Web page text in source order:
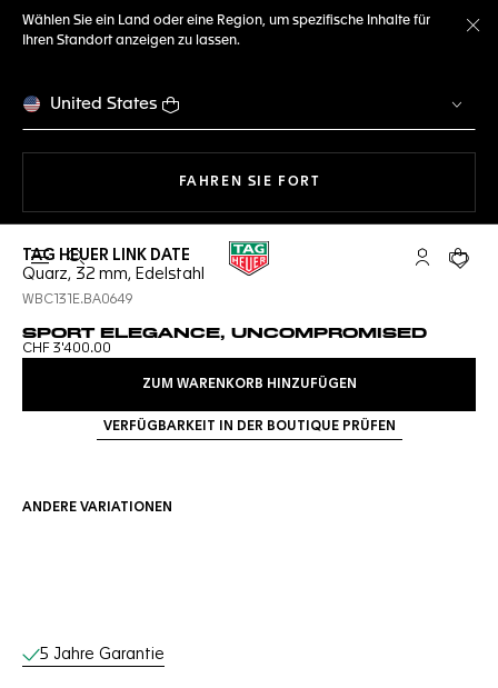
Wählen Sie ein Land oder eine Region, um spezifische Inhalte für
Ihren Standort anzeigen zu lassen.
United States
FAHREN SIE FORTMIT DER NAVIGATION
Suche öffnen My TAG
Ihr
TAG HEUER LINK DATE
Quarz, 32 mm, Edelstahl
WBC131E.BA0649
SPORT ELEGANCE, UNCOMPROMISED
CHF 3'400.00
ZUM WARENKORB HINZUFÜGEN
VERFÜGBARKEIT IN DER BOUTIQUE PRÜFEN
ANDERE VARIATIONEN
Online-Services
5 Jahre Garantie